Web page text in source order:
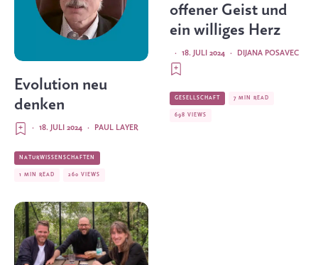
Evolution neu
denken
PAUL LAYER
·
18. JULI 2024
·
NATURWISSENSCHAFTEN
1 MIN READ 260 VIEWS
offener Geist und
ein williges Herz
DIJANA POSAVEC
·
18. JULI 2024
·
GESELLSCHAFT 7 MIN READ
698 VIEWS